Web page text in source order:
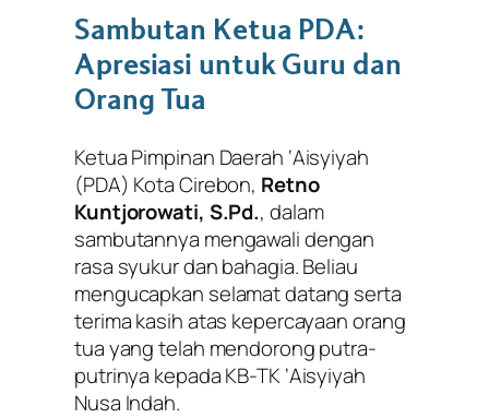
Sambutan Ketua PDA:
Apresiasi untuk Guru dan
Orang Tua
Ketua Pimpinan Daerah ‘Aisyiyah
(PDA) Kota Cirebon, Retno
Kuntjorowati, S.Pd., dalam
sambutannya mengawali dengan
rasa syukur dan bahagia. Beliau
mengucapkan selamat datang serta
terima kasih atas kepercayaan orang
tua yang telah mendorong putra-
putrinya kepada KB-TK ‘Aisyiyah
Nusa Indah.